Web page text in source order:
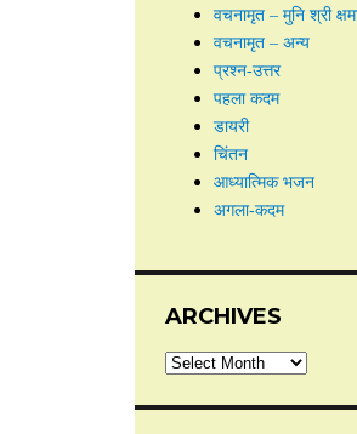
वचनामृत – मुनि श्री
वचनामृत – अन्य
प्रश्न-उत्तर
पहला कदम
डायरी
चिंतन
आध्यात्मिक भजन
अगला-कदम
ARCHIVES